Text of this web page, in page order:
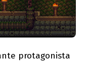
protagonista